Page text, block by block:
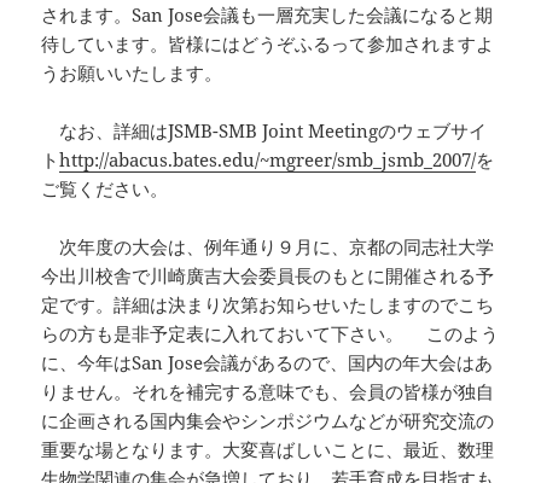
されます。San Jose会議も一層充実した会議になると期
待しています。皆様にはどうぞふるって参加されますよ
うお願いいたします。
なお、詳細はJSMB-SMB Joint Meetingのウェブサイ
トhttp://abacus.bates.edu/~mgreer/smb_jsmb_2007/を
ご覧ください。
次年度の大会は、例年通り９月に、京都の同志社大学
今出川校舎で川崎廣吉大会委員長のもとに開催される予
定です。詳細は決まり次第お知らせいたしますのでこち
らの方も是非予定表に入れておいて下さい。 このよう
に、今年はSan Jose会議があるので、国内の年大会はあ
りません。それを補完する意味でも、会員の皆様が独自
に企画される国内集会やシンポジウムなどが研究交流の
重要な場となります。大変喜ばしいことに、最近、数理